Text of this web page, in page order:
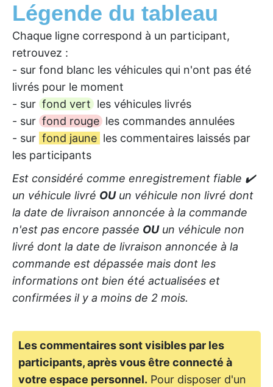
Légende du tableau
Chaque ligne correspond à un participant,
retrouvez :
- sur fond blanc les véhicules qui n'ont pas été
livrés pour le moment
- sur fond vert les véhicules livrés
- sur fond rouge les commandes annulées
- sur fond jaune les commentaires laissés par
les participants
Est considéré comme enregistrement fiable ✔️
un véhicule livré OUun véhicule non livré dont
la date de livraison annoncée à la commande
n'est pas encore passée OUun véhicule non
livré dont la date de livraison annoncée à la
commande est dépassée mais dont les
informations ont bien été actualisées et
confirmées il y a moins de 2 mois.
Les commentaires sont visibles par les
participants, après vous être connecté à
votre espace personnel. Pour disposer d'un